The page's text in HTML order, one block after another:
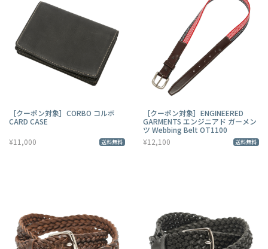
［クーポン対象］CORBO コルボ
CARD CASE
¥11,000 送料無料
［クーポン対象］ENGINEERED
GARMENTS エンジニアド ガーメン
ツ Webbing Belt OT1100
¥12,100
送料無料